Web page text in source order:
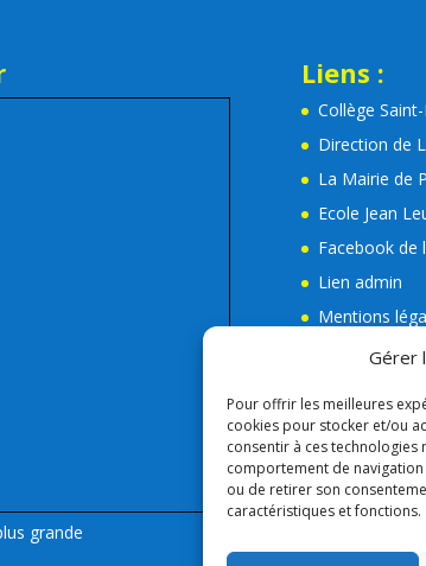
Gérer
Pour offrir les meilleures
cookies pour stocker et/ou
consentir à ces
comportement de navigation
ou de retirer son
caractéristiques et fonctions.
grande
Liens :
Collège
Direction de
La Mairie de
Ecole Jean
Facebook de
Lien admin
Mentions
Nos
APEL